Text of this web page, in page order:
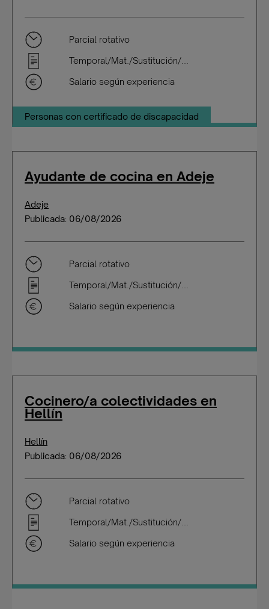
Parcial rotativo
Temporal/Mat./Sustitución/...
Salario según experiencia
Personas con certificado de discapacidad
Ayudante de cocina en Adeje
Adeje
Publicada: 06/08/2026
Parcial rotativo
Temporal/Mat./Sustitución/...
Salario según experiencia
Cocinero/a colectividades en
Hellín
Hellín
Publicada: 06/08/2026
Parcial rotativo
Temporal/Mat./Sustitución/...
Salario según experiencia